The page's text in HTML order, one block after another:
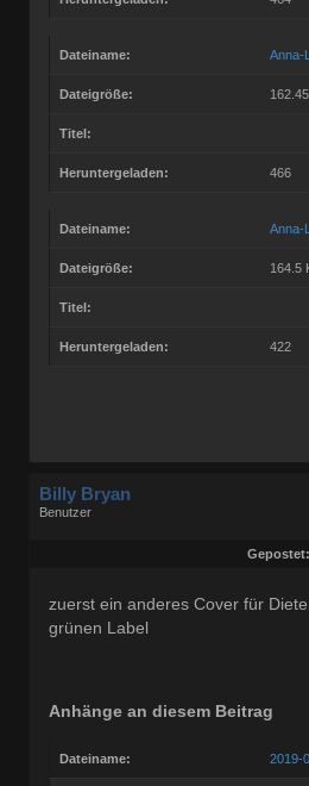
Dateiname: Anna-
Dateigröße:
Titel:
Heruntergeladen: 466
Dateiname: Anna-
Dateigröße: 164.5
Titel:
Heruntergeladen: 422
Billy Bryan
Benutzer
Gepostet:
zuerst ein anderes Cover für
grünen Label
Anhänge an diesem Beitrag
Dateiname: 2019-